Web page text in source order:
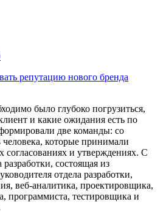
репутацию нового бренда
было глубоко погрузиться,
и какие ожидания есть по
две команды: со
которые принимали
согласованиях и утверждениях. С
состоящая из
отдела разработки,
веб-аналитика, проектировщика,
программиста, тестировщика и